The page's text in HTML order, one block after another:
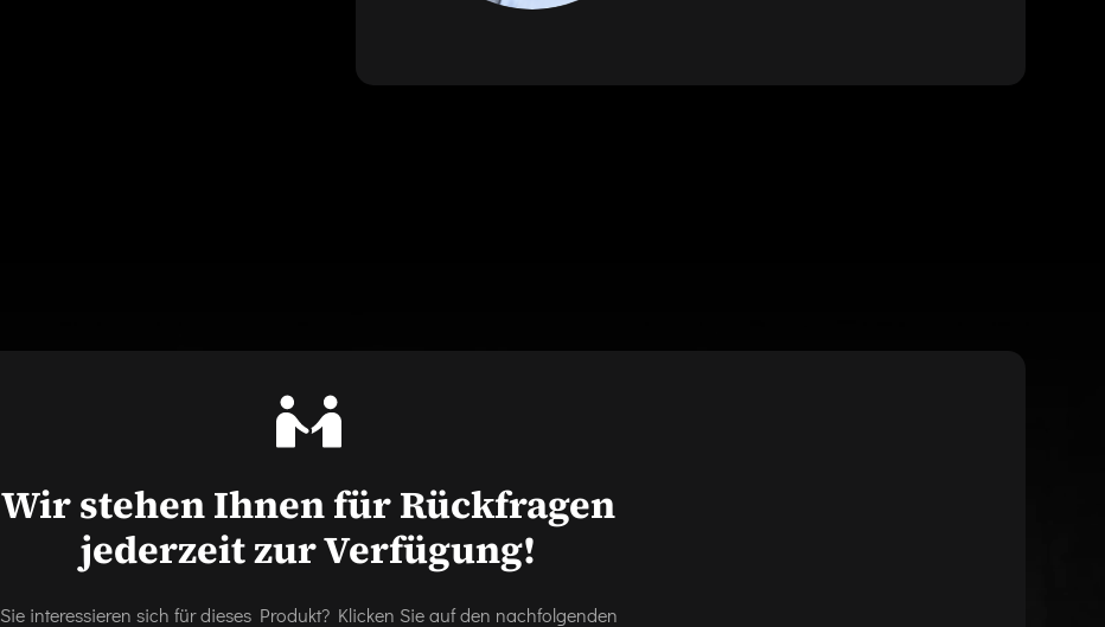
Wir stehen Ihnen für Rückfragen
jederzeit zur Verfügung!
Sie interessieren sich für dieses Produkt? Klicken Sie auf den nachfolgenden